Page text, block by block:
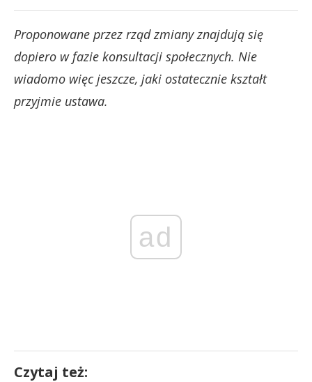
Proponowane przez rząd zmiany znajdują się
dopiero w fazie konsultacji społecznych. Nie
wiadomo więc jeszcze, jaki ostatecznie kształt
przyjmie ustawa.
ad
Czytaj też: